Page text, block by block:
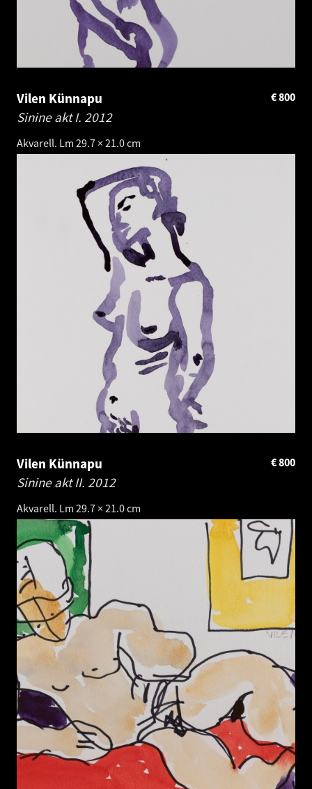
Vilen Künnapu
Sinine akt I. 2012
Akvarell. Lm 29.7 × 21.0 cm
800
€
Vilen Künnapu
Sinine akt II. 2012
Akvarell. Lm 29.7 × 21.0 cm
800
€